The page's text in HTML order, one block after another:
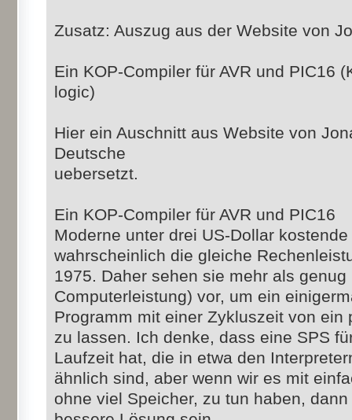
Zusatz: Auszug aus der Website von
Ein KOP-Compiler für AVR und PIC16
logic)
Hier ein Auschnitt aus Website von
Deutsche
uebersetzt.
Ein KOP-Compiler für AVR und PIC16
Moderne unter drei US-Dollar
wahrscheinlich die gleiche
1975. Daher sehen sie mehr als
Computerleistung) vor, um ein
Programm mit einer Zykluszeit von ein
zu lassen. Ich denke, dass eine SPS
Laufzeit hat, die in etwa den
ähnlich sind, aber wenn wir es mit
ohne viel Speicher, zu tun haben,